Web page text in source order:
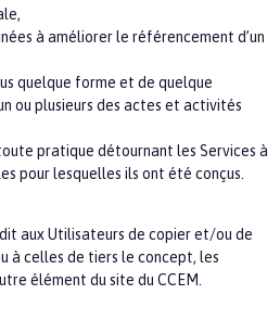
à améliorer le référencement d’un
quelque forme et de quelque
ou plusieurs des actes et activités
pratique détournant les Services à
pour lesquelles ils ont été conçus.
aux Utilisateurs de copier et/ou de
à celles de tiers le concept, les
élément du site du CCEM.